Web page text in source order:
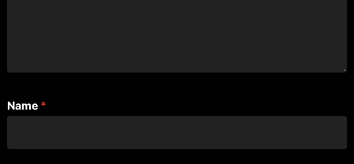
Name *